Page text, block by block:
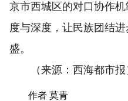
京市西城区的对口协作
度与深度，让民族团结
盛。
（来源：西海都市报
作者 莫青